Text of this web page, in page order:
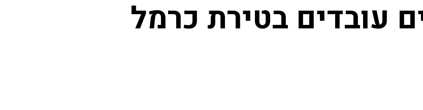
עובדים בטירת כרמל